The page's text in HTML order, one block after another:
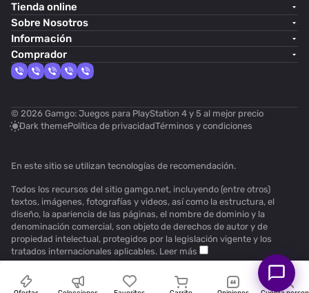
Tienda online
Sobre Nosotros
Información
Comprador
© 2026 Gamgo: Juegos para PlayStation 4 y 5 al mejor precio
Dark themePolítica de privacidadTérminos y condiciones
En este sitio se utilizan tecnologías de recomendación.
Todos los recursos del sitio gamgo.net, incluyendo (entre otros)
textos, imágenes, fotografías y videos, así como la estructura, el
diseño, la apariencia de las páginas, el nombre de dominio y la
denominación comercial, son objeto de derechos de autor y de
propiedad intelectual, protegidos por la legislación vigente y los
tratados internacionales aplicables. Leer más